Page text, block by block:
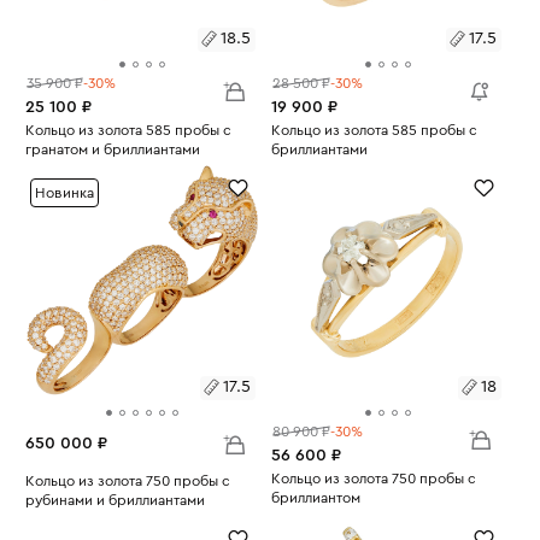
18.5
35 900 ₽-30%
25 100 ₽
Размеры:
Кольцо из золота 585 пробы с
гранатом и бриллиантами
2.68
17.5
28 500 ₽-30%
19 900 ₽
Размеры:
Кольцо из золота 585 пробы с
бриллиантами
Новинка
17.5
650 000 ₽
Размеры:
Кольцо из золота 750 пробы с
рубинами и бриллиантами
18
80 900 ₽-30%
56 600 ₽
Размеры:
Кольцо из золота 750 пробы с
бриллиантом